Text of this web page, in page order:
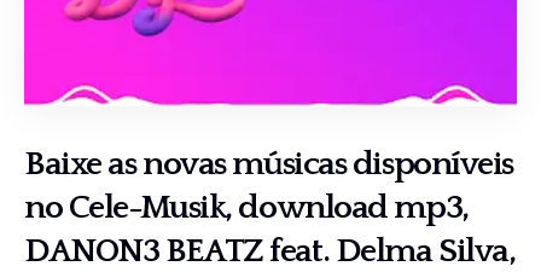
Baixe as novas músicas disponíveis
no Cele-Musik, download mp3,
DANON3 BEATZ feat. Delma Silva,